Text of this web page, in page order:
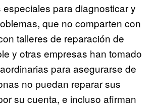
especiales para diagnosticar y
que no comparten con
talleres de reparación de
y otras empresas han tomado
para asegurarse de
no puedan reparar sus
su cuenta, e incluso afirman